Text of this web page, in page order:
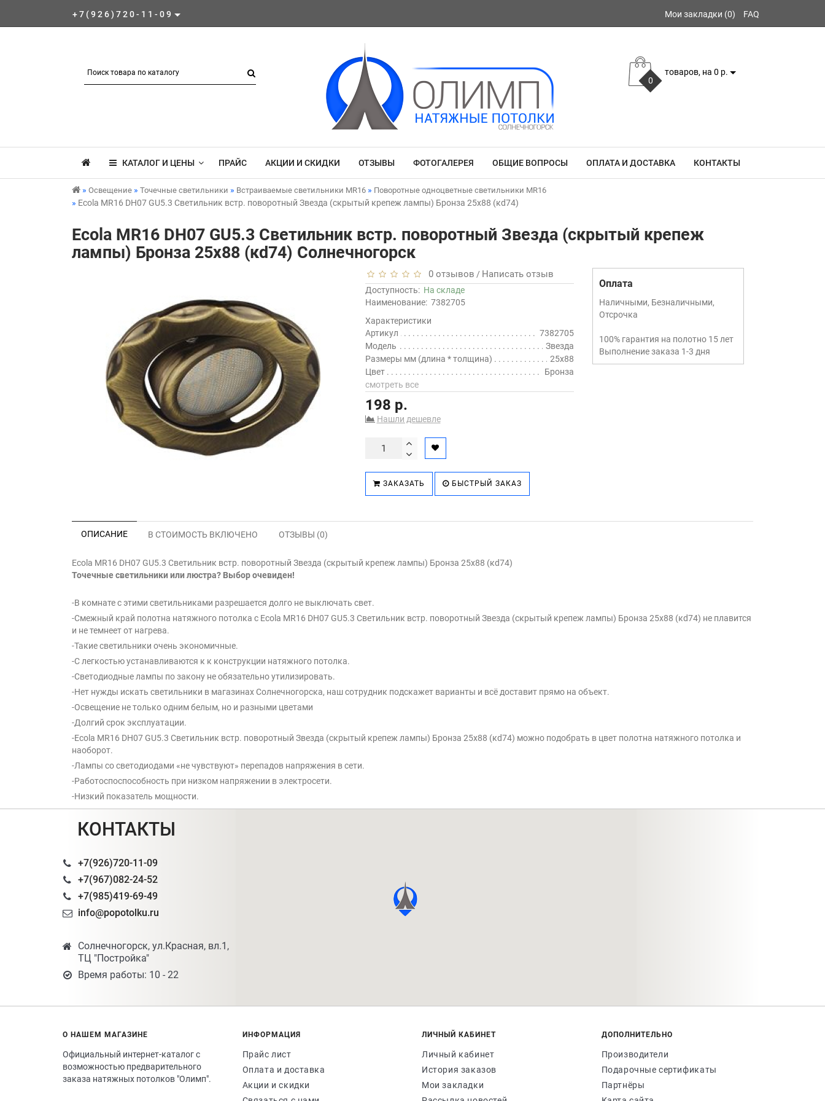
+7(926)720-11-09 Мои закладки (0) FAQ
0
товаров, на 0 р.
КАТАЛОГ И ЦЕНЫ ПРАЙС АКЦИИ И СКИДКИ ОТЗЫВЫ ФОТОГАЛЕРЕЯ ОБЩИЕ ВОПРОСЫ ОПЛАТА И ДОСТАВКА КОНТАКТЫ
Освещение Точечные светильники Встраиваемые светильники MR16 Поворотные одноцветные светильники MR16
Ecola MR16 DH07 GU5.3 Светильник встр. поворотный Звезда (скрытый крепеж лампы) Бронза 25x88 (кd74)
Ecola MR16 DH07 GU5.3 Светильник встр. поворотный Звезда (скрытый крепеж
лампы) Бронза 25x88 (кd74) Солнечногорск
0 отзывов / Написать отзыв
Доступность: На складе
Наименование: 7382705
Характеристики
Артикул
7382705
Модель
Звезда
Размеры мм (длина * толщина)
25х88
Цвет
Бронза
смотреть все
198 р.
Нашли дешевле
ЗАКАЗАТЬ БЫСТРЫЙ ЗАКАЗ
Оплата
Наличными, Безналичными,
Отсрочка
100% гарантия на полотно 15 лет
Выполнение заказа 1-3 дня
ОПИСАНИЕ В СТОИМОСТЬ ВКЛЮЧЕНО ОТЗЫВЫ (0)
Ecola MR16 DH07 GU5.3 Светильник встр. поворотный Звезда (скрытый крепеж лампы) Бронза 25x88 (кd74)
Точечные светильники или люстра? Выбор очевиден!
-В комнате с этими светильниками разрешается долго не выключать свет.
-Смежный край полотна натяжного потолка с Ecola MR16 DH07 GU5.3 Светильник встр. поворотный Звезда (скрытый крепеж лампы) Бронза 25x88 (кd74) не плавится
и не темнеет от нагрева.
-Такие светильники очень экономичные.
-С легкостью устанавливаются к к конструкции натяжного потолка.
-Светодиодные лампы по закону не обязательно утилизировать.
-Нет нужды искать светильники в магазинах Солнечногорска, наш сотрудник подскажет варианты и всё доставит прямо на объект.
-Освещение не только одним белым, но и разными цветами
-Долгий срок эксплуатации.
-Ecola MR16 DH07 GU5.3 Светильник встр. поворотный Звезда (скрытый крепеж лампы) Бронза 25x88 (кd74) можно подобрать в цвет полотна натяжного потолка и
наоборот.
-Лампы со светодиодами «не чувствуют» перепадов напряжения в сети.
-Работоспоспособность при низком напряжении в электросети.
-Низкий показатель мощности.
КОНТАКТЫ
+7(926)720-11-09
+7(967)082-24-52
+7(985)419-69-49
info@popotolku.ru
Солнечногорск, ул.Красная, вл.1,
ТЦ "Постройка"
Время работы: 10 - 22
О НАШЕМ МАГАЗИНЕ
Официальный интернет-каталог с
возможностью предварительного
заказа натяжных потолков "Олимп".
ИНФОРМАЦИЯ
Прайс лист
Оплата и доставка
Акции и скидки
ЛИЧНЫЙ КАБИНЕТ
Личный кабинет
История заказов
Мои закладки
ДОПОЛНИТЕЛЬНО
Производители
Подарочные сертификаты
Партнёры